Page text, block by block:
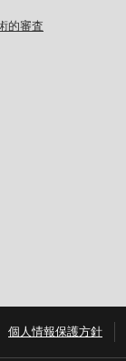
的審査
個人情報保護方針